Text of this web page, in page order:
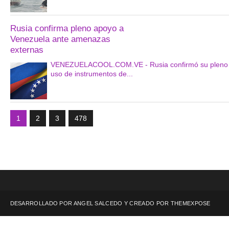
Rusia confirma pleno apoyo a
Venezuela ante amenazas
externas
VENEZUELACOOL.COM.VE - Rusia confirmó su
uso de instrumentos de...
1 2 3 478
DESARROLLADO POR ANGEL SALCEDO Y CREADO POR THEMEXPOSE